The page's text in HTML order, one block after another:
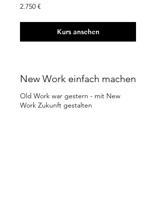
2.750
euro
2.750 €
Kurs ansehen
New Work einfach machen
Old Work war gestern - mit New
Work Zukunft gestalten